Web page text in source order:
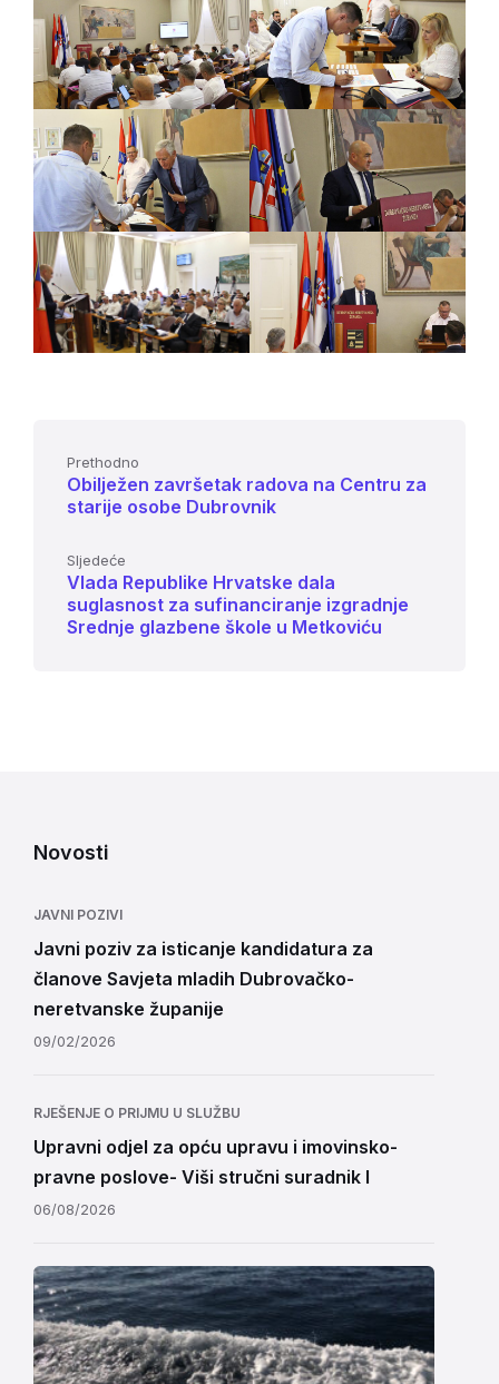
Prethodno
Obilježen završetak radova na Centru za
starije osobe Dubrovnik
Sljedeće
Vlada Republike Hrvatske dala
suglasnost za sufinanciranje izgradnje
Srednje glazbene škole u Metkoviću
Novosti
JAVNI POZIVI
Javni poziv za isticanje kandidatura za
članove Savjeta mladih Dubrovačko-
neretvanske županije
09/02/2026
RJEŠENJE O PRIJMU U SLUŽBU
Upravni odjel za opću upravu i imovinsko-
pravne poslove- Viši stručni suradnik I
06/08/2026